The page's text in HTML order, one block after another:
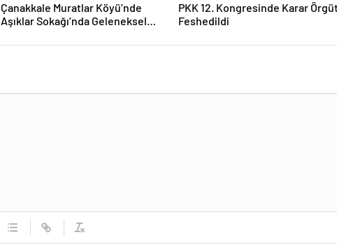
Çanakkale Muratlar Köyü’nde
Aşıklar Sokağı’nda Geleneksel
Görüntülere Sahne Oldu
PKK 12. Kongresinde Karar
Feshedildi